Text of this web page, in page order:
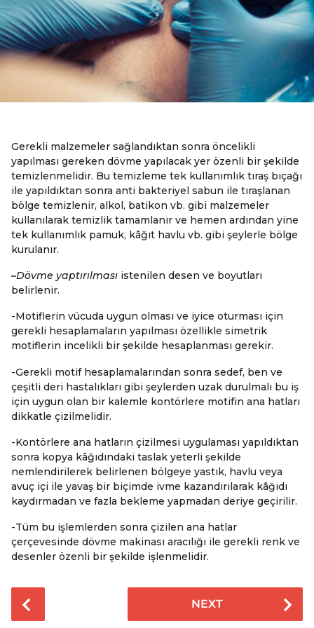
Gerekli malzemeler sağlandıktan sonra öncelikli
yapılması gereken dövme yapılacak yer özenli bir şekilde
temizlenmelidir. Bu temizleme tek kullanımlık tıraş bıçağı
ile yapıldıktan sonra anti bakteriyel sabun ile tıraşlanan
bölge temizlenir, alkol, batikon vb. gibi malzemeler
kullanılarak temizlik tamamlanır ve hemen ardından yine
tek kullanımlık pamuk, kâğıt havlu vb. gibi şeylerle bölge
kurulanır.
–Dövme yaptırılması istenilen desen ve boyutları
belirlenir.
-Motiflerin vücuda uygun olması ve iyice oturması için
gerekli hesaplamaların yapılması özellikle simetrik
motiflerin incelikli bir şekilde hesaplanması gerekir.
-Gerekli motif hesaplamalarından sonra sedef, ben ve
çeşitli deri hastalıkları gibi şeylerden uzak durulmalı bu iş
için uygun olan bir kalemle kontörlere motifin ana hatları
dikkatle çizilmelidir.
-Kontörlere ana hatların çizilmesi uygulaması yapıldıktan
sonra kopya kâğıdındaki taslak yeterli şekilde
nemlendirilerek belirlenen bölgeye yastık, havlu veya
avuç içi ile yavaş bir biçimde ivme kazandırılarak kâğıdı
kaydırmadan ve fazla bekleme yapmadan deriye geçirilir.
-Tüm bu işlemlerden sonra çizilen ana hatlar
çerçevesinde dövme makinası aracılığı ile gerekli renk ve
desenler özenli bir şekilde işlenmelidir.
o
NEXT